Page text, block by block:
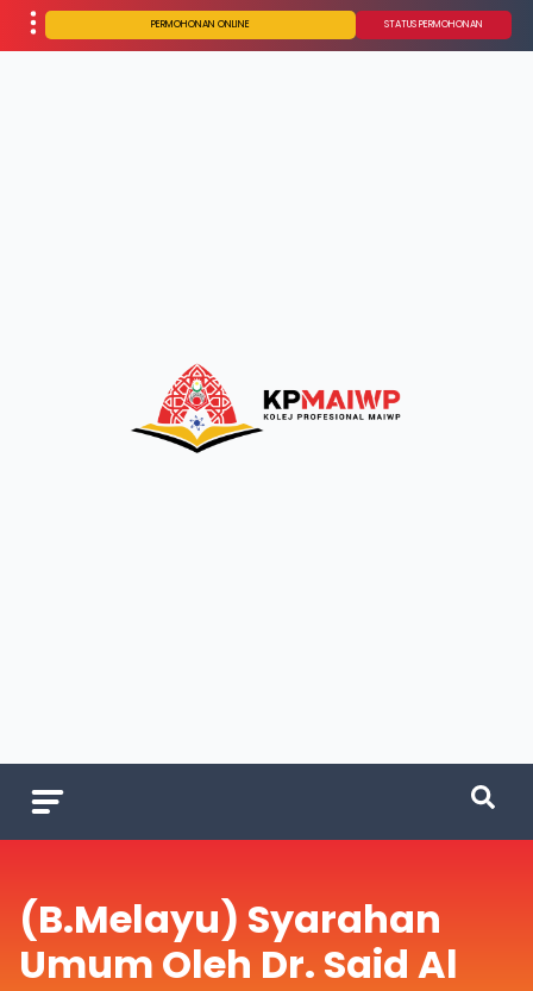
PERMOHONAN ONLINE STATUS PERMOHONAN
(B.Melayu) Syarahan
Umum Oleh Dr. Said Al